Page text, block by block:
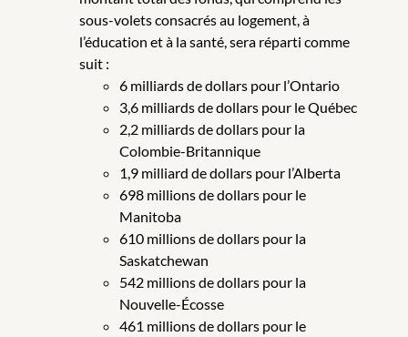
sous-volets consacrés au logement, à
l’éducation et à la santé, sera réparti comme
suit :
6 milliards de dollars pour l’Ontario
3,6 milliards de dollars pour le Québec
2,2 milliards de dollars pour la
Colombie-Britannique
1,9 milliard de dollars pour l’Alberta
698 millions de dollars pour le
Manitoba
610 millions de dollars pour la
Saskatchewan
542 millions de dollars pour la
Nouvelle-Écosse
461 millions de dollars pour le